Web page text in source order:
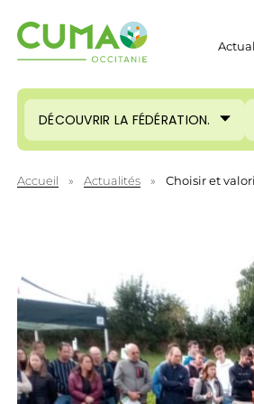
DÉCOUVRIR LA FÉDÉRATION.
Accueil » Actualités » Choisir et